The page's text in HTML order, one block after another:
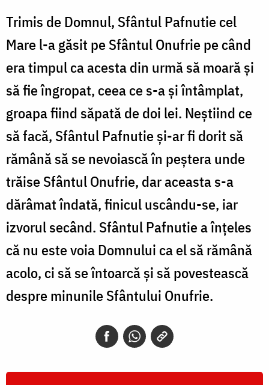
Trimis de Domnul, Sfântul Pafnutie cel
Mare l-a găsit pe Sfântul Onufrie pe când
era timpul ca acesta din urmă să moară și
să fie îngropat, ceea ce s-a și întâmplat,
groapa fiind săpată de doi lei. Neștiind ce
să facă, Sfântul Pafnutie și-ar fi dorit să
rămână să se nevoiască în peștera unde
trăise Sfântul Onufrie, dar aceasta s-a
dărâmat îndată, finicul uscându-se, iar
izvorul secând. Sfântul Pafnutie a înțeles
că nu este voia Domnului ca el să rămână
acolo, ci să se întoarcă și să povestească
despre minunile Sfântului Onufrie.